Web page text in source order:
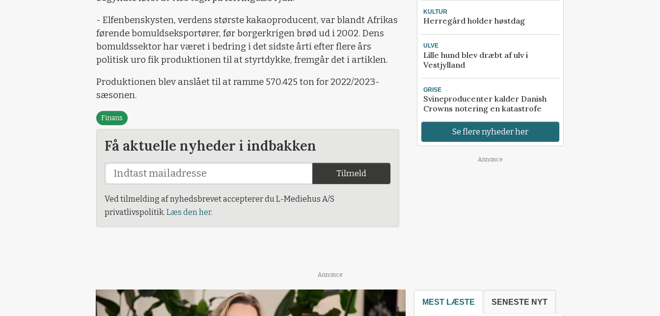
- Elfenbenskysten, verdens største kakaoproducent, var blandt Afrikas
førende bomuldseksportører, før borgerkrigen brød ud i 2002. Dens
bomuldssektor har været i bedring i det sidste årti efter flere års
politisk uro fik produktionen til at styrtdykke, fremgår det i artiklen.
Produktionen blev anslået til at ramme 570.425 ton for 2022/2023-
sæsonen.
Finans
Få aktuelle nyheder i indbakken
Tilmeld
Ved tilmelding af nyhedsbrevet accepterer du L-Mediehus A/S
privatlivspolitik. Læs den her.
KULTUR
Herregård holder høstdag
ULVE
Lille hund blev dræbt af ulv i
Vestjylland
GRISE
Svineproducenter kalder Danish
Crowns notering en katastrofe
Se flere nyheder her
Annonce
Annonce
MEST LÆSTE SENESTE NYT